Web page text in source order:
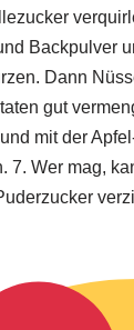
Backpulver
Dann
gut
mit der
7. Wer mag,